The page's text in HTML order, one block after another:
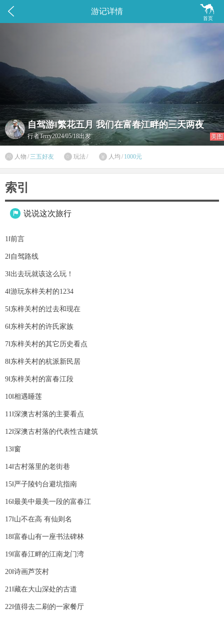
 
首页
游记详情
自驾游‖繁花五月 我们在富春江畔的三天两夜
行者Terry2024/05/18出发 美图
 人物 / 三五好友  玩法 /  人均 / 1000元
索引
 说说这次旅行
1‖前言
2‖自驾路线
3‖出去玩就该这么玩！
4‖游玩东梓关村的1234
5‖东梓关村的过去和现在
6‖东梓关村的许氏家族
7‖东梓关村的其它历史看点
8‖东梓关村的杭派新民居
9‖东梓关村的富春江段
10‖相遇睡莲
11‖深澳古村落的主要看点
12‖深澳古村落的代表性古建筑
13‖窗
14‖古村落里的老街巷
15‖严子陵钓台避坑指南
16‖最美中最美一段的富春江
17‖山不在高 有仙则名
18‖富春山有一座书法碑林
19‖富春江畔的江南龙门湾
20‖诗画芦茨村
21‖藏在大山深处的古道
22‖值得去二刷的一家餐厅